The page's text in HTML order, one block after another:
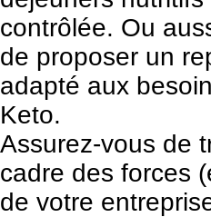
contrôlée. Ou
de proposer un
adapté aux
Keto.
Assurez-vous de
cadre des forces
de votre